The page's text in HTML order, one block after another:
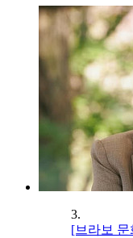
3.
[브라보